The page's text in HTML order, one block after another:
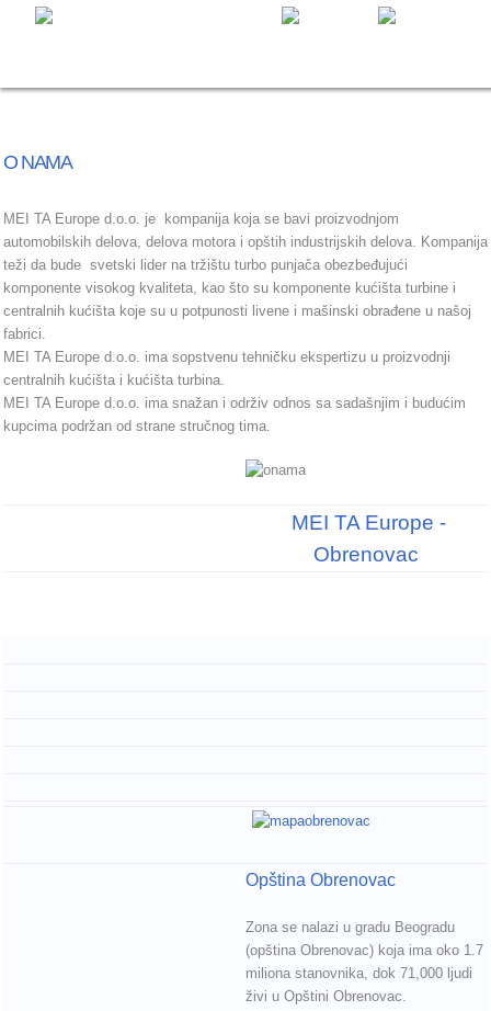
O NAMA
MEI TA Europe d.o.o. je kompanija koja se bavi proizvodnjom
automobilskih delova, delova motora i opštih industrijskih delova. Kompanija
teži da bude svetski lider na tržištu turbo punjača obezbeđujući
komponente visokog kvaliteta, kao što su komponente kućišta turbine i
centralnih kućišta koje su u potpunosti livene i mašinski obrađene u našoj
fabrici.
MEI TA Europe d.o.o. ima sopstvenu tehničku ekspertizu u proizvodnji
centralnih kućišta i kućišta turbina.
MEI TA Europe d.o.o. ima snažan i održiv odnos sa sadašnjim i budućim
kupcima podržan od strane stručnog tima.
MEI TA Europe -
Obrenovac
Opština Obrenovac
Zona se nalazi u gradu Beogradu
(opština Obrenovac) koja ima oko 1.7
miliona stanovnika, dok 71,000 ljudi
živi u Opštini Obrenovac.